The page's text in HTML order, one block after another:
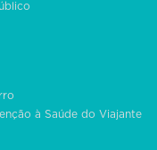
à Saúde do Viajante